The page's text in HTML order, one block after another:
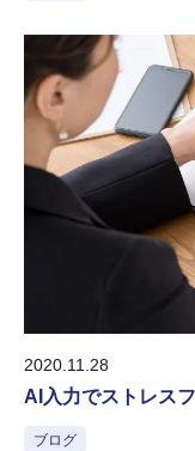
2020.11.28
AI入力でストレス
ブログ